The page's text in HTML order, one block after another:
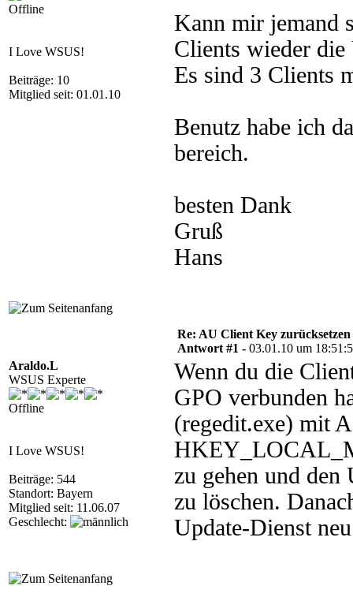
Offline
I Love WSUS!
Beiträge: 10
Mitglied seit: 01.01.10
Kann mir jemand
Clients wieder
Es sind 3 Clients
Benutz habe ich
bereich.
besten Dank
Gruß
Hans
Araldo.L
WSUS Experte
Offline
I Love WSUS!
Beiträge: 544
Standort: Bayern
Mitglied seit: 11.06.07
Geschlecht:
Re: AU Client Key zurücksetzen
Antwort #1 - 03.01.10 um
Wenn du die
GPO verbunden
(regedit.exe) mit
zu gehen und
zu löschen.
Update-Dienst